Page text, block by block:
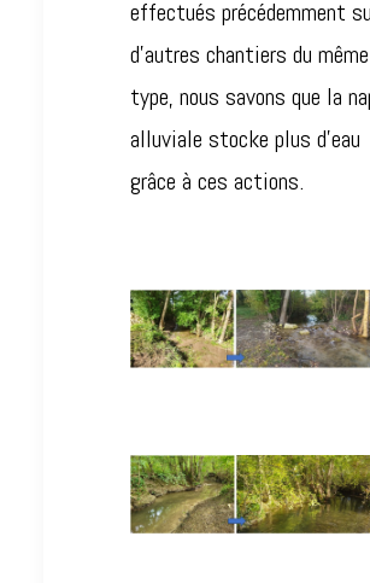
effectués précédemment
d’autres chantiers du même
type, nous savons que la
alluviale stocke plus d’eau
grâce à ces actions.